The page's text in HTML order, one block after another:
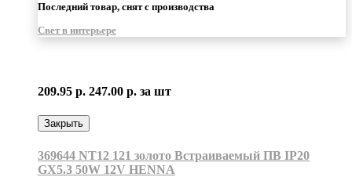
Последний товар, снят с производства
Свет в интерьере
209.95 р. 247.00 р. за шт
Закрыть
369644 NT12 121 золото Встраиваемый ПВ IP20
GX5.3 50W 12V HENNA